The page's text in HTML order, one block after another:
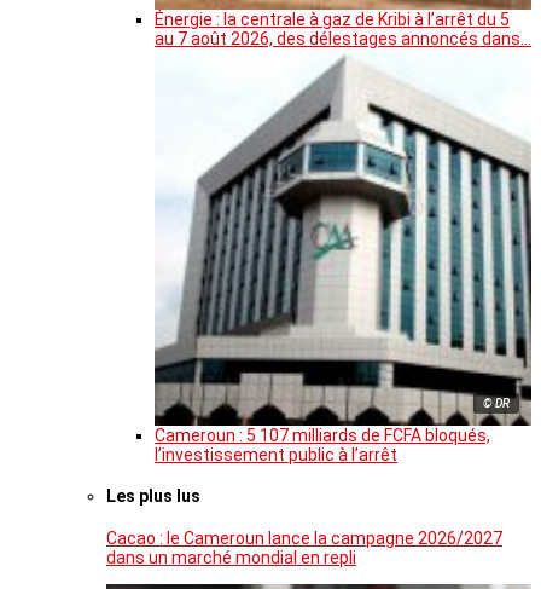
Énergie : la centrale à gaz de Kribi à l’arrêt du 5
au 7 août 2026, des délestages annoncés dans…
© DR
Cameroun : 5 107 milliards de FCFA bloqués,
l’investissement public à l’arrêt
Les plus lus
Cacao : le Cameroun lance la campagne 2026/2027
dans un marché mondial en repli